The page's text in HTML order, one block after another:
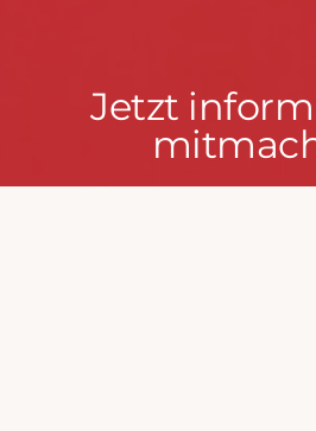
Jetzt
informieren
&
Jetzt